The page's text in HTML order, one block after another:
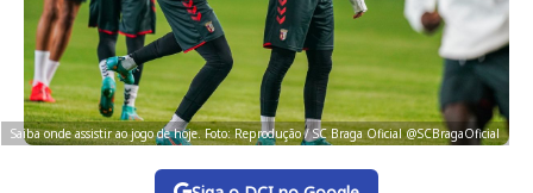
Saiba onde assistir ao jogo de hoje. Foto: Reprodução / SC Braga Oficial @SCBragaOficial